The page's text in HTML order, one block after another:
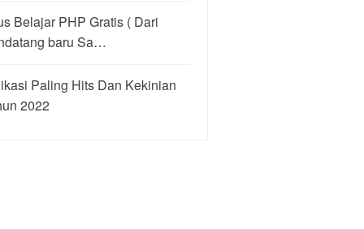
Belajar PHP Gratis ( Dari
baru Sa…
Paling Hits Dan Kekinian
2022